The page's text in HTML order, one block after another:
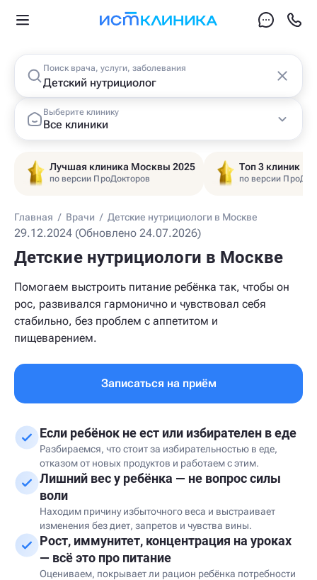
Поиск врача, услуги, заболевания
Выберите клинику
Все клиники
Лучшая клиника Москвы 2025
по версии ПроДокторов
Топ 3 клиник
по версии
Главная / Врачи / Детские нутрициологи в Москве
29.12.2024 (Обновлено 24.07.2026)
Детские нутрициологи в Москве
Помогаем выстроить питание ребёнка так, чтобы он
рос, развивался гармонично и чувствовал себя
стабильно, без проблем с аппетитом и
пищеварением.
Записаться на приём
Если ребёнок не ест или избирателен в еде
Разбираемся, что стоит за избирательностью в еде,
отказом от новых продуктов и работаем с этим.
Лишний вес у ребёнка — не вопрос силы
воли
Находим причину избыточного веса и выстраивает
изменения без диет, запретов и чувства вины.
Рост, иммунитет, концентрация на уроках
— всё это про питание
Оцениваем, покрывает ли рацион ребёнка потребности